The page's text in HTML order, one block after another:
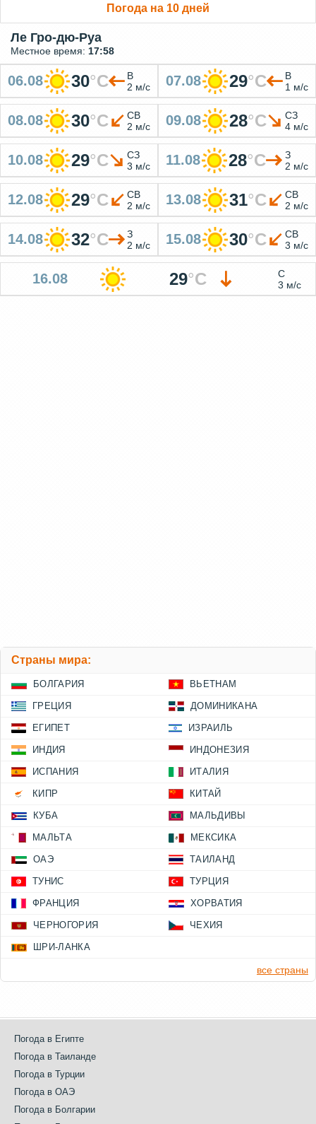
Погода на 10 дней
Ле Гро-дю-Руа
Местное время: 17:58
06.08 30°C
В
2 м/с
07.08 29°C
В
1 м/с
08.08 30°C
СВ
2 м/с
09.08 28°C
СЗ
4 м/с
10.08 29°C
СЗ
3 м/с
11.08 28°C
З
2 м/с
12.08 29°C
СВ
2 м/с
13.08 31°C
СВ
2 м/с
14.08 32°C
З
2 м/с
15.08 30°C
СВ
3 м/с
16.08 29°C
С
3 м/с
Страны мира:
БОЛГАРИЯ ВЬЕТНАМ
ГРЕЦИЯ ДОМИНИКАНА
ЕГИПЕТ ИЗРАИЛЬ
ИНДИЯ ИНДОНЕЗИЯ
ИСПАНИЯ ИТАЛИЯ
КИПР КИТАЙ
КУБА МАЛЬДИВЫ
МАЛЬТА МЕКСИКА
ОАЭ ТАИЛАНД
ТУНИС ТУРЦИЯ
ФРАНЦИЯ ХОРВАТИЯ
ЧЕРНОГОРИЯ ЧЕХИЯ
ШРИ-ЛАНКА
все страны
Погода в Египте
Погода в Таиланде
Погода в Турции
Погода в ОАЭ
Погода в Болгарии